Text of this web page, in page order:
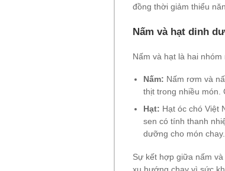
đồng thời giảm thiểu
Nấm và hạt dinh
Nấm và hạt là hai
Nấm: Nấm rơm và
thịt trong nhiều món.
Hạt: Hạt óc chó Việt
sen có tính thanh
dưỡng cho món chay.
Sự kết hợp giữa nấm